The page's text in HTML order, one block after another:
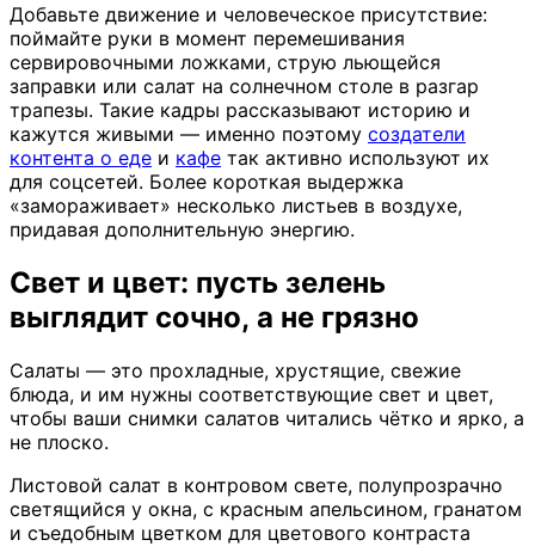
Добавьте движение и человеческое присутствие:
поймайте руки в момент перемешивания
сервировочными ложками, струю льющейся
заправки или салат на солнечном столе в разгар
трапезы. Такие кадры рассказывают историю и
кажутся живыми — именно поэтому создатели
контента о еде и кафе так активно используют их
для соцсетей. Более короткая выдержка
«замораживает» несколько листьев в воздухе,
придавая дополнительную энергию.
Свет и цвет: пусть зелень
выглядит сочно, а не грязно
Салаты — это прохладные, хрустящие, свежие
блюда, и им нужны соответствующие свет и цвет,
чтобы ваши снимки салатов читались чётко и ярко, а
не плоско.
Листовой салат в контровом свете, полупрозрачно
светящийся у окна, с красным апельсином, гранатом
и съедобным цветком для цветового контраста